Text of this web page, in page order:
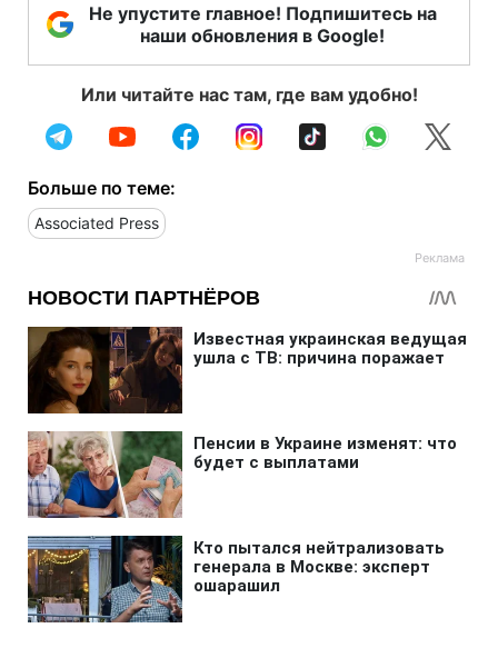
Не упустите главное! Подпишитесь на
наши обновления в Google!
Или читайте нас там, где вам удобно!
Больше по теме:
Associated Press